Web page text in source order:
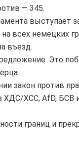
— 345.
выступает
всех немецких
въезд.
Это
закон против
ХДС/ХСС, AfD, БСВ
границ и